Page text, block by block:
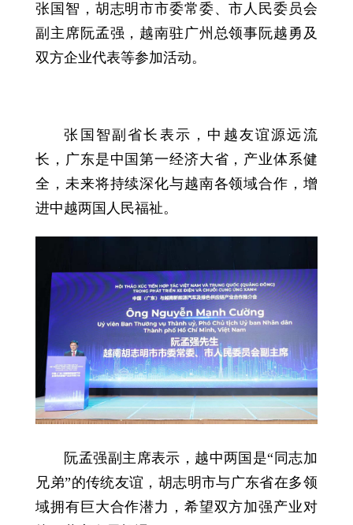
张国智，胡志明市市委常委、市人民委员会
副主席阮孟强，越南驻广州总领事阮越勇及
双方企业代表等参加活动。
张国智副省长表示，中越友谊源远流
长，广东是中国第一经济大省，产业体系健
全，未来将持续深化与越南各领域合作，增
进中越两国人民福祉。
阮孟强副主席表示，越中两国是“同志加
兄弟”的传统友谊，胡志明市与广东省在多领
域拥有巨大合作潜力，希望双方加强产业对